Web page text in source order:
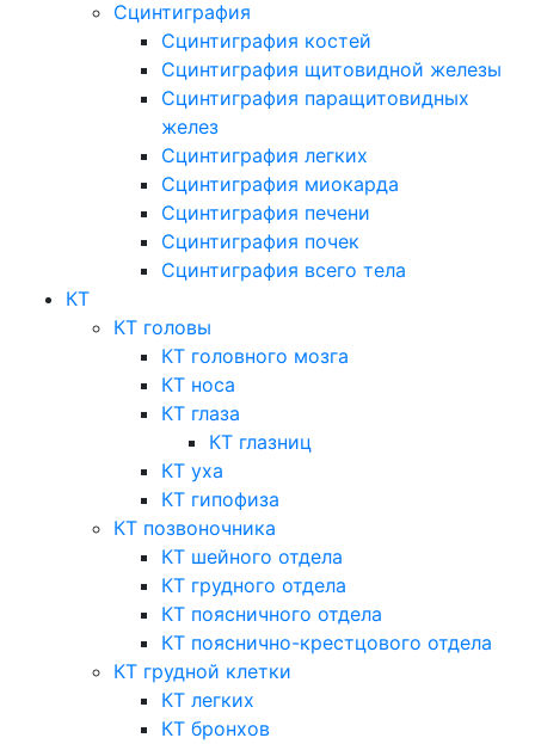
Сцинтиграфия
Сцинтиграфия костей
Сцинтиграфия щитовидной железы
Сцинтиграфия паращитовидных
желез
Сцинтиграфия легких
Сцинтиграфия миокарда
Сцинтиграфия печени
Сцинтиграфия почек
Сцинтиграфия всего тела
КТ
КТ головы
КТ головного мозга
КТ носа
КТ глаза
КТ глазниц
КТ уха
КТ гипофиза
КТ позвоночника
КТ шейного отдела
КТ грудного отдела
КТ поясничного отдела
КТ пояснично-крестцового отдела
КТ грудной клетки
КТ легких
КТ бронхов